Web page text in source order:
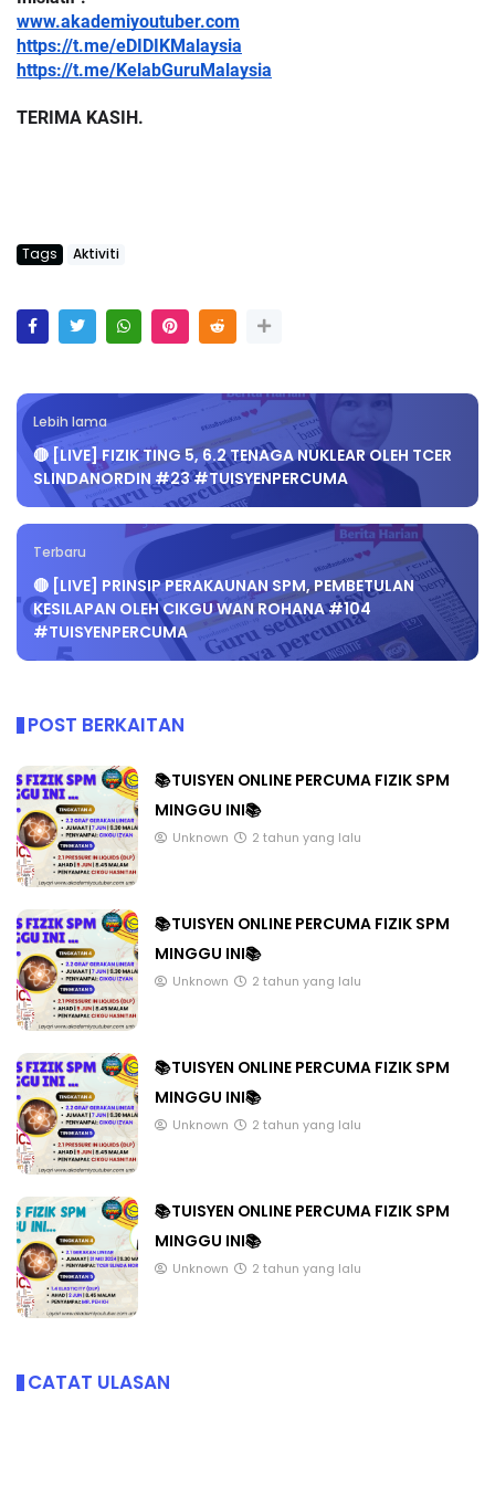
www.akademiyoutuber.com
https://t.me/eDIDIKMalaysia
https://t.me/KelabGuruMalaysia
TERIMA KASIH.
Tags Aktiviti
Lebih lama
🔴 [LIVE] FIZIK TING 5, 6.2 TENAGA NUKLEAR OLEH TCER
SLINDANORDIN #23 #TUISYENPERCUMA
Terbaru
🔴 [LIVE] PRINSIP PERAKAUNAN SPM, PEMBETULAN
KESILAPAN OLEH CIKGU WAN ROHANA #104
#TUISYENPERCUMA
POST BERKAITAN
📚TUISYEN ONLINE PERCUMA FIZIK SPM
MINGGU INI📚
Unknown 2 tahun yang lalu
📚TUISYEN ONLINE PERCUMA FIZIK SPM
MINGGU INI📚
Unknown 2 tahun yang lalu
📚TUISYEN ONLINE PERCUMA FIZIK SPM
MINGGU INI📚
Unknown 2 tahun yang lalu
📚TUISYEN ONLINE PERCUMA FIZIK SPM
MINGGU INI📚
Unknown 2 tahun yang lalu
CATAT ULASAN